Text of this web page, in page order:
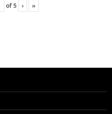
of5 › »